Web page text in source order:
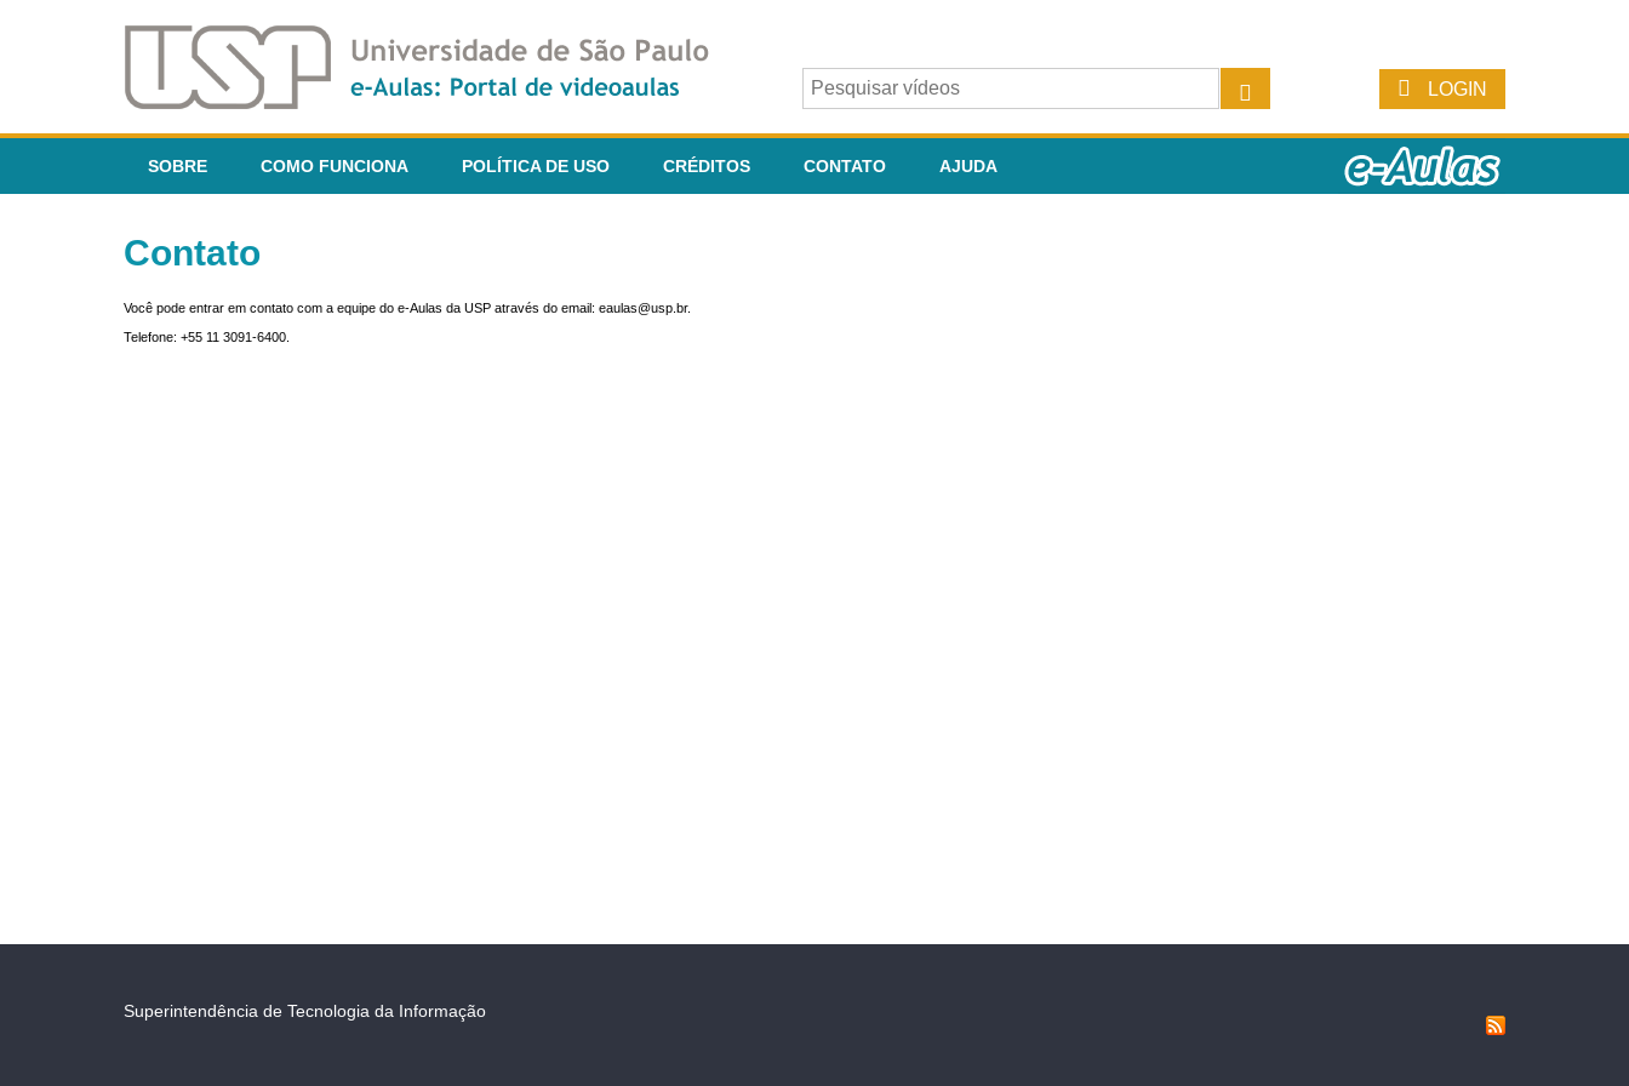
LOGIN
SOBRE COMO FUNCIONA POLÍTICA DE USO CRÉDITOS CONTATO AJUDA
Contato
Você pode entrar em contato com a equipe do e-Aulas da USP através do email: eaulas@usp.br.
Telefone: +55 11 3091-6400.
Superintendência de Tecnologia da Informação